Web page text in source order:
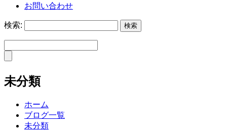
お問い合わせ
検索:
未分類
ホーム
ブログ一覧
未分類